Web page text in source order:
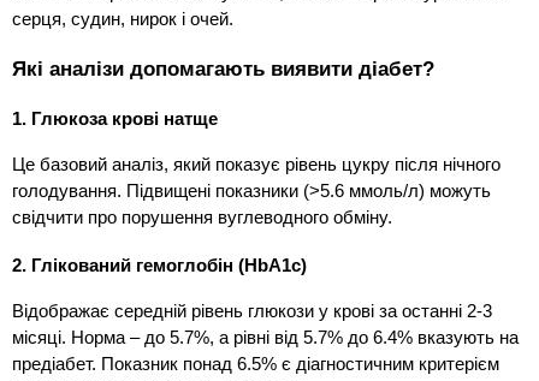
серця, судин, нирок і очей.
Які аналізи допомагають виявити діабет?
1. Глюкоза крові натще
Це базовий аналіз, який показує рівень цукру після нічного
голодування. Підвищені показники (>5.6 ммоль/л) можуть
свідчити про порушення вуглеводного обміну.
2. Глікований гемоглобін (HbA1c)
Відображає середній рівень глюкози у крові за останні 2-3
місяці. Норма – до 5.7%, а рівні від 5.7% до 6.4% вказують на
предіабет. Показник понад 6.5% є діагностичним критерієм